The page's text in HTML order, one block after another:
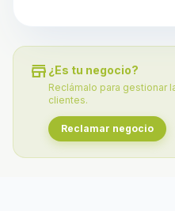
store ¿Es tu negocio?
Reclámalo para gestionar
clientes.
Reclamar negocio